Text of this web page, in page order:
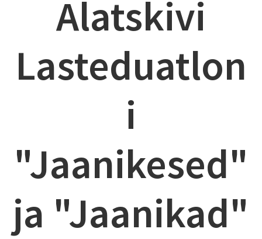
Alatskivi
Lasteduatlon
i
"Jaanikesed"
ja "Jaanikad"